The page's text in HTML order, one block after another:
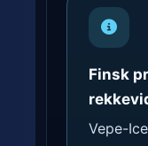
Finsk
Vepe-